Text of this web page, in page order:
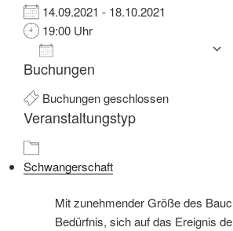
14.09.2021 - 18.10.2021
19:00 Uhr
ICS herunterladen
Google Kalender
Buchungen
Buchungen geschlossen
Veranstaltungstyp
Schwangerschaft
Mit zunehmender Größe des
Bedürfnis, sich auf das Ereignis